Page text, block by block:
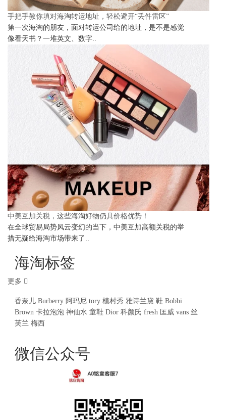
手把手教你填对海淘转运地址，轻松避开“丢件雷区”
第一次海淘的朋友，面对转运公司给的地址，是不是感觉
像看天书？一堆英文、数字..
中美互加关税，这些海淘好物仍具价格优势！
在全球贸易局势风云变幻的当下，中美互加高额关税的举
措无疑给海淘市场带来了..
海淘标签
更多
香奈儿 Burberry 阿玛尼 tory 植村秀 雅诗兰黛 鞋 Bobbi
Brown 卡拉泡泡 神仙水 童鞋 Dior 科颜氏 fresh 匡威 vans 丝
芙兰 梅西
微信公众号